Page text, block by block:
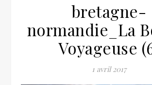
bretagne-
normandie_La
Voyageuse
1 avril 2017